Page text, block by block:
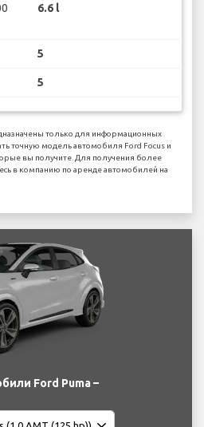
6.6 l
5
5
только для информационных
точную модель автомобиля Ford Focus и
вы получите. Для получения более
в компанию по аренде автомобилей на
Ford Puma –